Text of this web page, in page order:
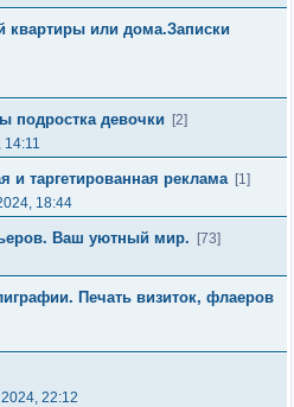
квартиры или дома.Записки
подростка девочки
[2]
14:11
и таргетированная реклама [1]
18:44
Ваш уютный мир.
[73]
Печать визиток, флаеров
22:12